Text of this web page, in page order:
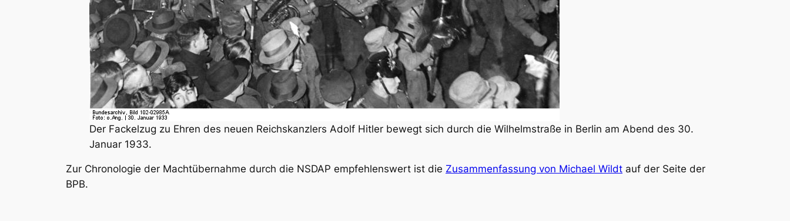
Der Fackelzug zu Ehren des neuen Reichskanzlers Adolf Hitler bewegt sich durch die Wilhelmstraße in Berlin am Abend des 30.
Januar 1933.
Zur Chronologie der Machtübernahme durch die NSDAP empfehlenswert ist die Zusammenfassung von Michael Wildt auf der Seite der
BPB.